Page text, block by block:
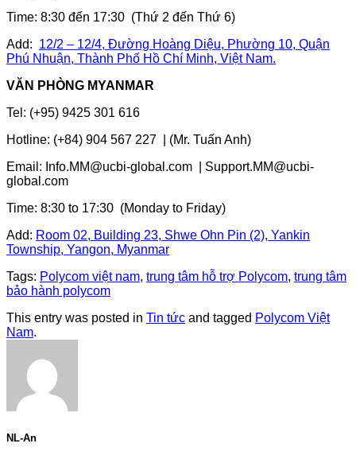
Time: 8:30 đến 17:30 (Thứ 2 đến Thứ 6)
Add: 12/2 – 12/4, Đường Hoàng Diệu, Phường 10, Quận
Phú Nhuận, Thành Phố Hồ Chí Minh, Việt Nam.
VĂN PHÒNG MYANMAR
Tel: (+95) 9425 301 616
Hotline: (+84) 904 567 227 | (Mr. Tuấn Anh)
Email: Info.MM@ucbi-global.com | Support.MM@ucbi-
global.com
Time: 8:30 to 17:30 (Monday to Friday)
Add: Room 02, Building 23, Shwe Ohn Pin (2), Yankin
Township, Yangon, Myanmar
Tags: Polycom việt nam, trung tâm hỗ trợ Polycom, trung tâm
bảo hành polycom
This entry was posted in Tin tức and tagged Polycom Việt
Nam.
NL-An